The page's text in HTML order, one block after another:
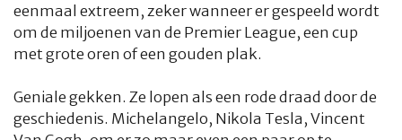
eenmaal extreem, zeker wanneer er gespeeld wordt
om de miljoenen van de Premier League, een cup
met grote oren of een gouden plak.
Geniale gekken. Ze lopen als een rode draad door de
geschiedenis. Michelangelo, Nikola Tesla, Vincent